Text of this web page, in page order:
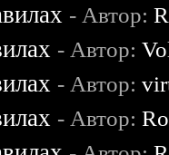
- Автор:
- Автор:
- Автор:
- Автор: